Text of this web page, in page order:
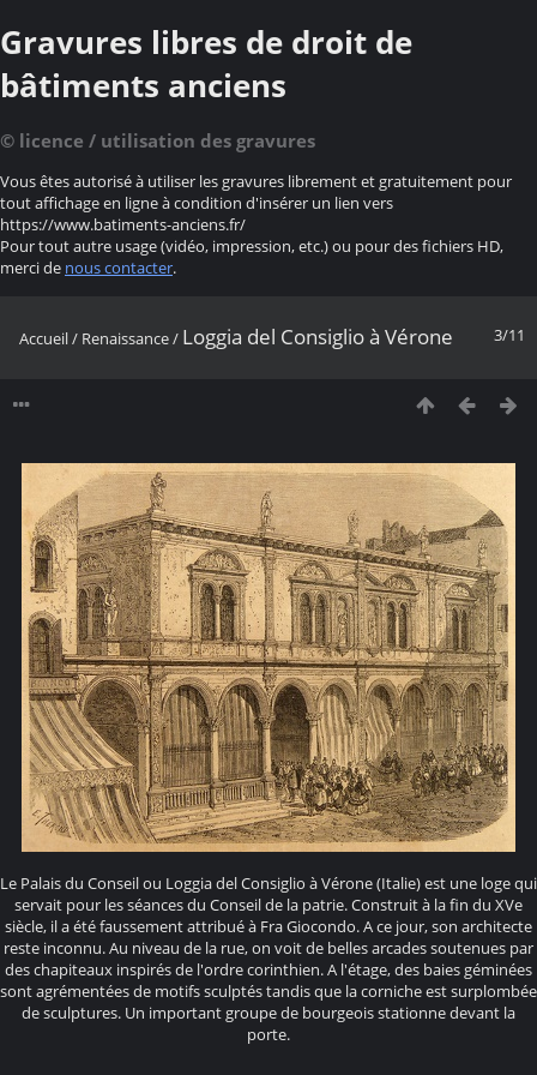
Gravures libres de droit de
bâtiments anciens
© licence / utilisation des gravures
Vous êtes autorisé à utiliser les gravures librement et gratuitement pour
tout affichage en ligne à condition d'insérer un lien vers
https://www.batiments-anciens.fr/
Pour tout autre usage (vidéo, impression, etc.) ou pour des fichiers HD,
merci de nous contacter.
3/11
Accueil/ Renaissance/ Loggia del Consiglio à Vérone
Le Palais du Conseil ou Loggia del Consiglio à Vérone (Italie) est une loge qui
servait pour les séances du Conseil de la patrie. Construit à la fin du XVe
siècle, il a été faussement attribué à Fra Giocondo. A ce jour, son architecte
reste inconnu. Au niveau de la rue, on voit de belles arcades soutenues par
des chapiteaux inspirés de l'ordre corinthien. A l'étage, des baies géminées
sont agrémentées de motifs sculptés tandis que la corniche est surplombée
de sculptures. Un important groupe de bourgeois stationne devant la
porte.